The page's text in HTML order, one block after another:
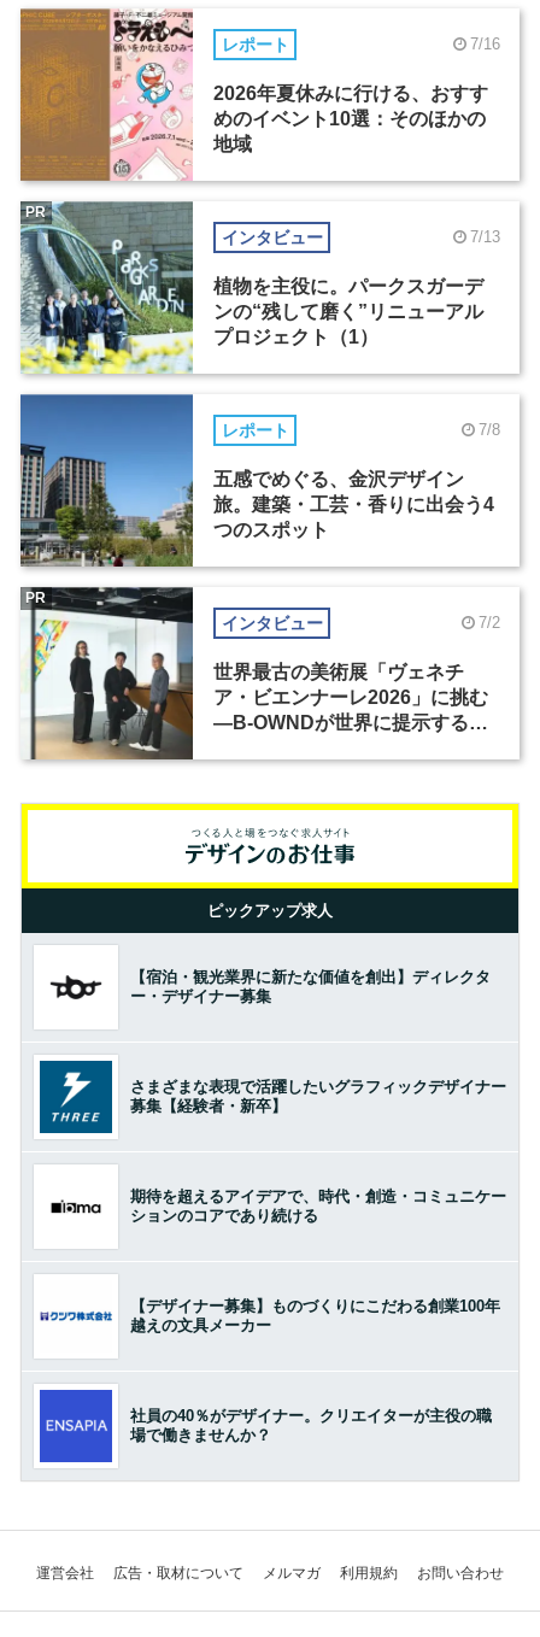
レポート 7/16
2026年夏休みに行ける、おすす
めのイベント10選：そのほかの
地域
インタビュー 7/13
植物を主役に。パークスガーデ
ンの“残して磨く”リニューアル
プロジェクト（1）
PR
レポート 7/8
五感でめぐる、金沢デザイン
旅。建築・工芸・香りに出会う4
つのスポット
インタビュー 7/2
世界最古の美術展「ヴェネチ
ア・ビエンナーレ2026」に挑む
―B-OWNDが世界に提示する美
PR
ピックアップ求人
【宿泊・観光業界に新たな価値を創出】ディレクタ
ー・デザイナー募集
さまざまな表現で活躍したいグラフィックデザイナー
募集【経験者・新卒】
期待を超えるアイデアで、時代・創造・コミュニケー
ションのコアであり続ける
【デザイナー募集】ものづくりにこだわる創業100年
越えの文具メーカー
社員の40％がデザイナー。クリエイターが主役の職
場で働きませんか？
運営会社 広告・取材について メルマガ 利用規約 お問い合わせ